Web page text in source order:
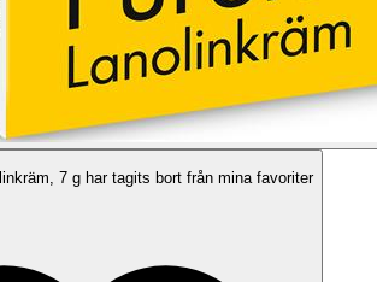
7 g har tagits bort från mina favoriter